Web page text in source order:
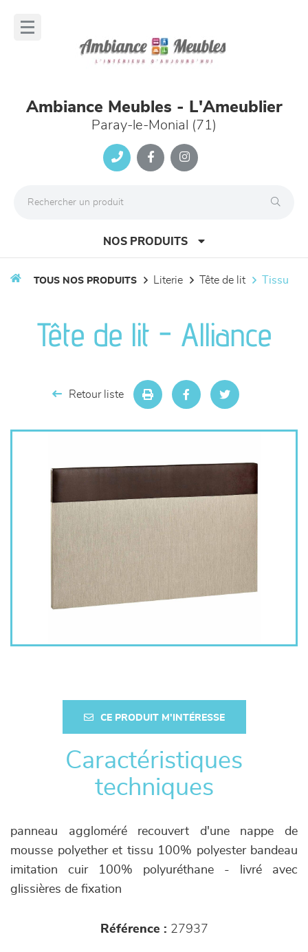
Ambiance Meubles - L'Ameublier
Paray-le-Monial (71)
NOS PRODUITS
séjours
meubles de complément
literie
décoration
TOUS NOS PRODUITS literie tête de lit tissu
Tête de lit - Alliance
Retour liste
CE PRODUIT M'INTÉRESSE
Caractéristiques
techniques
panneau aggloméré recouvert d'une nappe de
mousse polyether et tissu 100% polyester bandeau
imitation cuir 100% polyuréthane - livré avec
glissières de fixation
Référence : 27937